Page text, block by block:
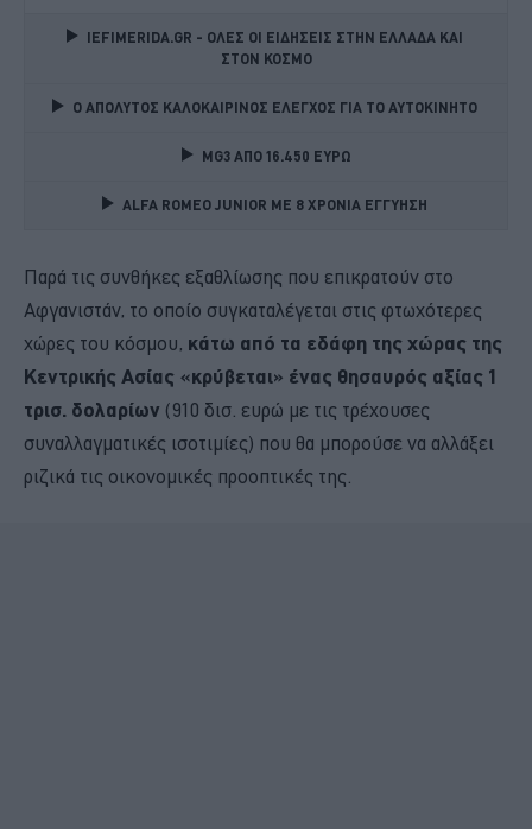
IEFIMERIDA.GR - ΟΛΕΣ ΟΙ ΕΙΔΗΣΕΙΣ ΣΤΗΝ ΕΛΛΑΔΑ ΚΑΙ
ΣΤΟΝ ΚΟΣΜΟ
Ο ΑΠΟΛΥΤΟΣ ΚΑΛΟΚΑΙΡΙΝΟΣ ΕΛΕΓΧΟΣ ΓΙΑ ΤΟ ΑΥΤΟΚΙΝΗΤΟ
MG3 ΑΠΟ 16.450 ΕΥΡΩ
ALFA ROMEO JUNIOR ME 8 ΧΡΟΝΙΑ ΕΓΓΥΗΣΗ
Παρά τις συνθήκες εξαθλίωσης που επικρατούν στο
Αφγανιστάν, το οποίο συγκαταλέγεται στις φτωχότερες
χώρες του κόσμου, κάτω από τα εδάφη της χώρας της
Κεντρικής Ασίας «κρύβεται» ένας θησαυρός αξίας 1
τρισ. δολαρίων (910 δισ. ευρώ με τις τρέχουσες
συναλλαγματικές ισοτιμίες) που θα μπορούσε να αλλάξει
ριζικά τις οικονομικές προοπτικές της.